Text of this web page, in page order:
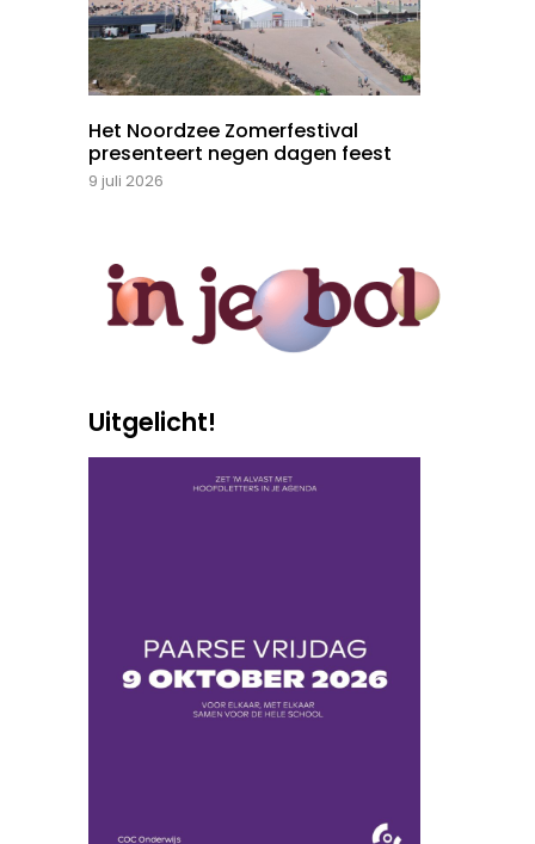
Het Noordzee Zomerfestival
presenteert negen dagen feest
9 juli 2026
Uitgelicht!